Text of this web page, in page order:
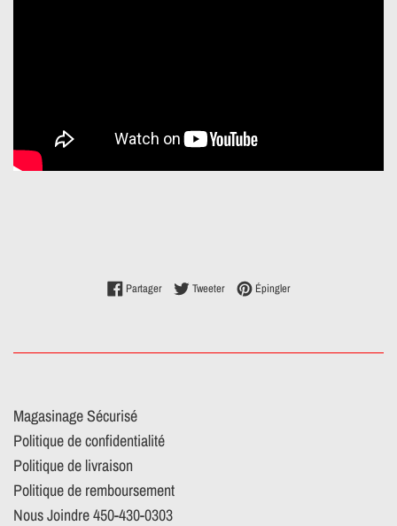
PartagerPartager sur Facebook
TweeterTweeter sur Twitter
ÉpinglerÉpingler sur Pinterest
Magasinage Sécurisé
Politique de confidentialité
Politique de livraison
Politique de remboursement
Nous Joindre 450-430-0303